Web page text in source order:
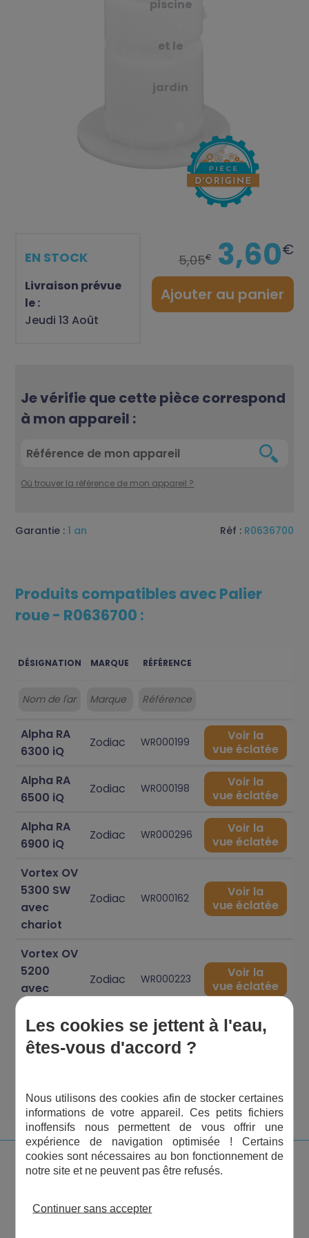
piscine
et le
jardin
EN STOCK
Livraison prévue
le :
Jeudi 13 Août
5,05€ 3,60€
Ajouter au panier
Je vérifie que cette pièce correspond
à mon appareil :
Où trouver la référence de mon appareil ?
Garantie :1 an Réf : R0636700
Produits compatibles avec Palier
roue - R0636700 :
DÉSIGNATION MARQUE RÉFÉRENCE
Alpha RA
6300 iQ
Zodiac WR000199
Voir la
vue éclatée
Alpha RA
6500 iQ
Zodiac WR000198
Voir la
vue éclatée
Alpha RA
6900 iQ
Zodiac WR000296
Voir la
vue éclatée
Vortex OV
5300 SW
avec
chariot
Zodiac WR000162
Voir la
vue éclatée
Vortex OV
5200
avec
Zodiac WR000223
Voir la
vue éclatée
Vortex 3
4WD
Zodiac W9340
Voir la
Les cookies se jettent à l'eau,
êtes-vous d'accord ?
Nous utilisons des cookies afin de stocker certaines
informations de votre appareil. Ces petits fichiers
inoffensifs nous permettent de vous offrir une
expérience de navigation optimisée ! Certains
cookies sont nécessaires au bon fonctionnement de
notre site et ne peuvent pas être refusés.
Continuer sans accepter